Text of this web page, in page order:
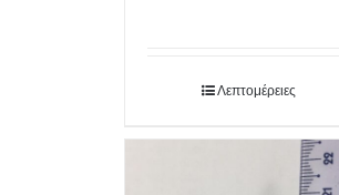
Λεπτομέρειες